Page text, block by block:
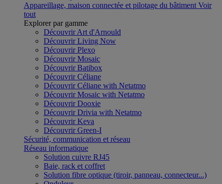
Appareillage, maison connectée et pilotage du bâtiment Voir
tout
Explorer par gamme
Découvrir Art d'Arnould
Découvrir Living Now
Découvrir Plexo
Découvrir Mosaic
Découvrir Batibox
Découvrir Céliane
Découvrir Céliane with Netatmo
Découvrir Mosaic with Netatmo
Découvrir Dooxie
Découvrir Drivia with Netatmo
Découvrir Keva
Découvrir Green-I
Sécurité, communication et réseau
Réseau informatique
Solution cuivre RJ45
Baie, rack et coffret
Solution fibre optique (tiroir, panneau, connecteur...)